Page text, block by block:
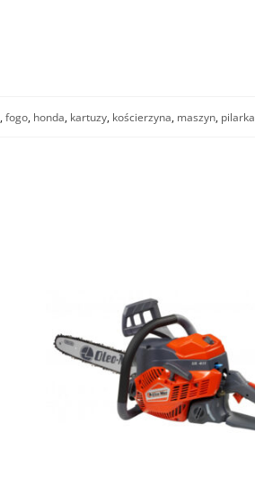
,fogo, honda, kartuzy, kościerzyna, maszyn, pilarka